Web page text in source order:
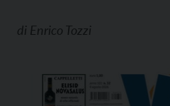
di Enrico Tozzi